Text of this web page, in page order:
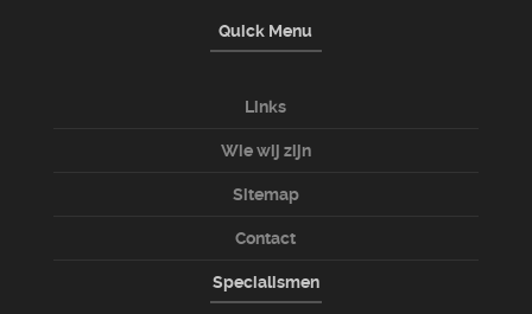
Quick Menu
Links
Wie wij zijn
Sitemap
Contact
Specialismen